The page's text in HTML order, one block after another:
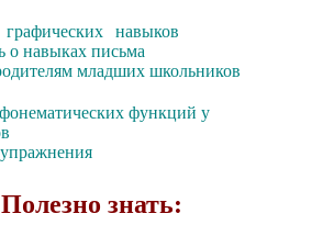
навыков
о навыках письма
младших школьников
функций у
Полезно знать: